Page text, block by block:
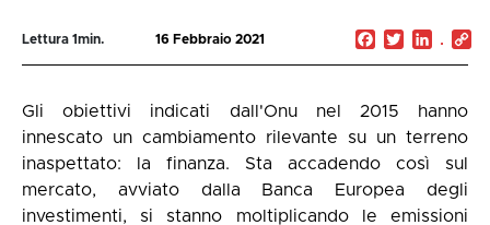
Lettura 1min. 16 Febbraio 2021 Facebook
Twitter
Gli obiettivi indicati dall'Onu nel 2015 hanno
innescato un cambiamento rilevante su un terreno
inaspettato: la finanza. Sta accadendo così sul
mercato, avviato dalla Banca Europea degli
investimenti, si stanno moltiplicando le emissioni